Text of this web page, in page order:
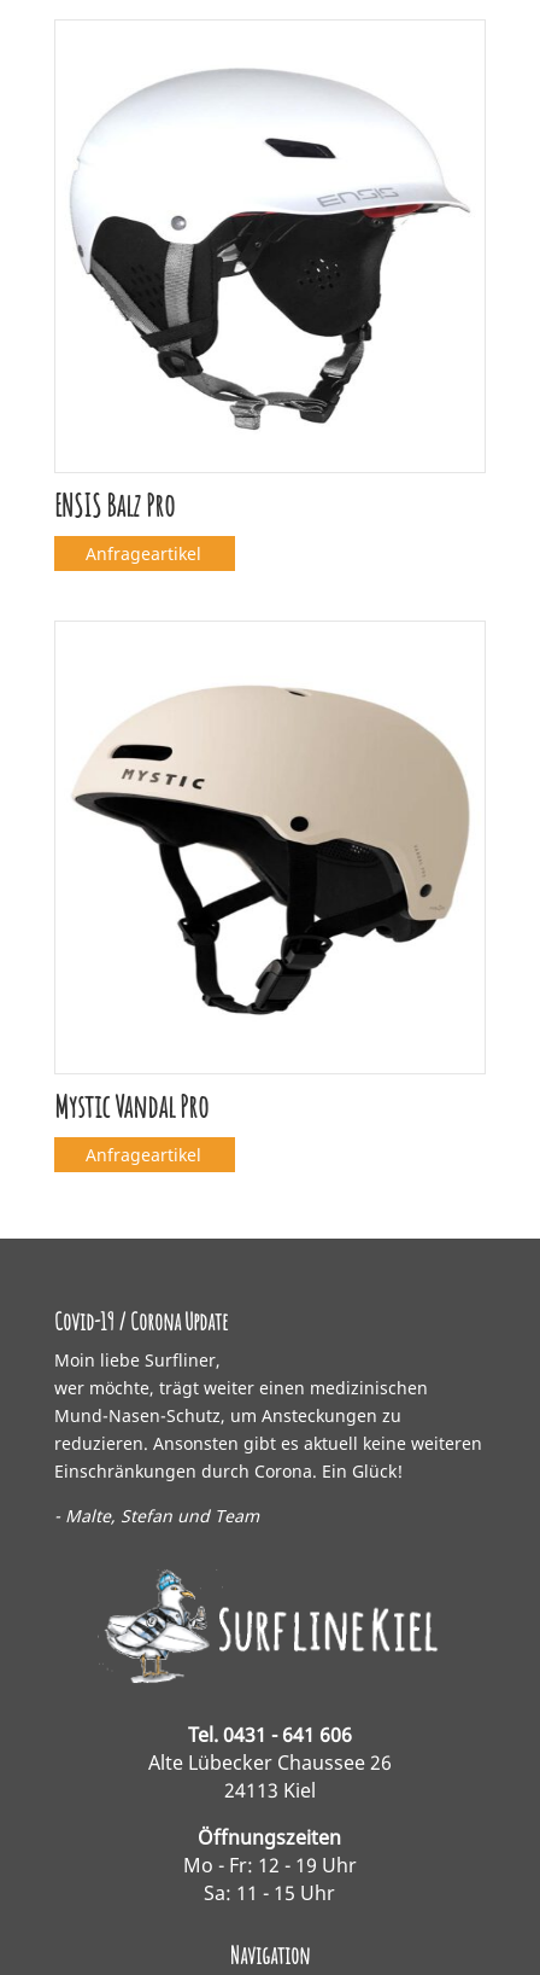
ENSIS Balz Pro
Anfrageartikel
Mystic Vandal Pro
Anfrageartikel
Covid-19 / Corona Update
Moin liebe Surfliner,
wer möchte, trägt weiter einen medizinischen
Mund-Nasen-Schutz, um Ansteckungen zu
reduzieren. Ansonsten gibt es aktuell keine weiteren
Einschränkungen durch Corona. Ein Glück!
- Malte, Stefan und Team
Tel. 0431 - 641 606
Alte Lübecker Chaussee 26
24113 Kiel
Öffnungszeiten
Mo - Fr: 12 - 19 Uhr
Sa: 11 - 15 Uhr
Navigation